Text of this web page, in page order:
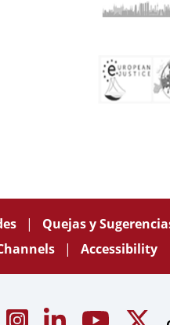
Quejas y
Accessibility